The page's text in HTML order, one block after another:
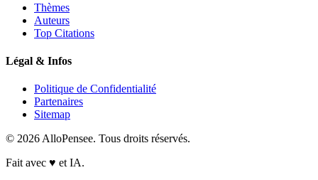
Thèmes
Auteurs
Top Citations
Légal & Infos
Politique de Confidentialité
Partenaires
Sitemap
© 2026 AlloPensee. Tous droits réservés.
Fait avec ♥ et IA.